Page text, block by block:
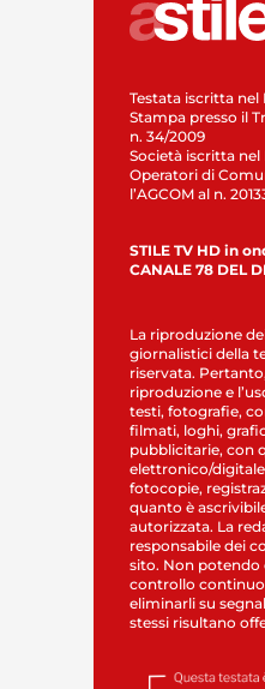
Testata iscritta nel
Stampa presso il
n. 34/2009
Società iscritta
Operatori di
l’AGCOM al n.
STILE TV HD in
CANALE 78 DEL
La riproduzione
giornalistici della
riservata.
riproduzione e
testi, fotografie,
filmati, loghi,
pubblicitarie, con
elettronico/
fotocopie,
quanto è
autorizzata. La
responsabile dei
sito. Non potendo
controllo continuo
eliminarli su
stessi risultano